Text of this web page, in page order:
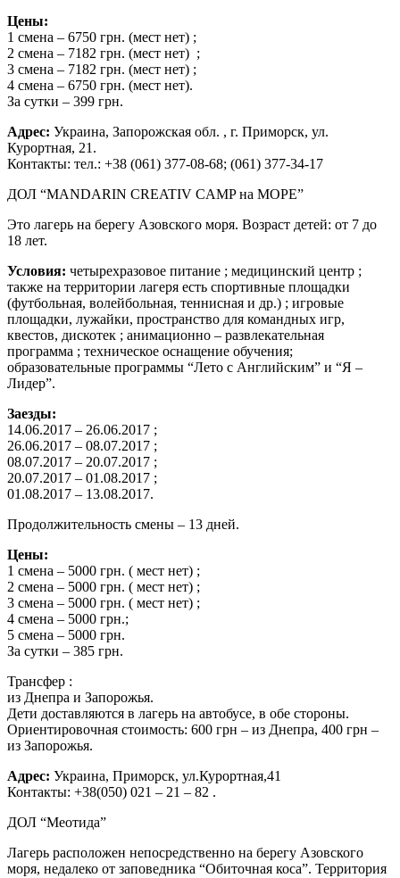
Цены:
1 смена – 6750 грн. (мест нет) ;
2 смена – 7182 грн. (мест нет) ;
3 смена – 7182 грн. (мест нет) ;
4 смена – 6750 грн. (мест нет).
За сутки – 399 грн.
Адрес: Украина, Запорожская обл. , г. Приморск, ул.
Курортная, 21.
Контакты: тел.: +38 (061) 377-08-68; (061) 377-34-17
ДОЛ “MANDARIN CREATIV CAMP на МОРЕ”
Это лагерь на берегу Азовского моря. Возраст детей: от 7 до
18 лет.
Условия: четырехразовое питание ; медицинский центр ;
также на территории лагеря есть спортивные площадки
(футбольная, волейбольная, теннисная и др.) ; игровые
площадки, лужайки, пространство для командных игр,
квестов, дискотек ; анимационно – развлекательная
программа ; техническое оснащение обучения;
образовательные программы “Лето с Английским” и “Я –
Лидер”.
Заезды:
14.06.2017 – 26.06.2017 ;
26.06.2017 – 08.07.2017 ;
08.07.2017 – 20.07.2017 ;
20.07.2017 – 01.08.2017 ;
01.08.2017 – 13.08.2017.
Продолжительность смены – 13 дней.
Цены:
1 смена – 5000 грн. ( мест нет) ;
2 смена – 5000 грн. ( мест нет) ;
3 смена – 5000 грн. ( мест нет) ;
4 смена – 5000 грн.;
5 смена – 5000 грн.
За сутки – 385 грн.
Трансфер :
из Днепра и Запорожья.
Дети доставляются в лагерь на автобусе, в обе стороны.
Ориентировочная стоимость: 600 грн – из Днепра, 400 грн –
из Запорожья.
Адрес: Украина, Приморск, ул.Курортная,41
Контакты: +38(050) 021 – 21 – 82 .
ДОЛ “Меотида”
Лагерь расположен непосредственно на берегу Азовского
моря, недалеко от заповедника “Обиточная коса”. Территория